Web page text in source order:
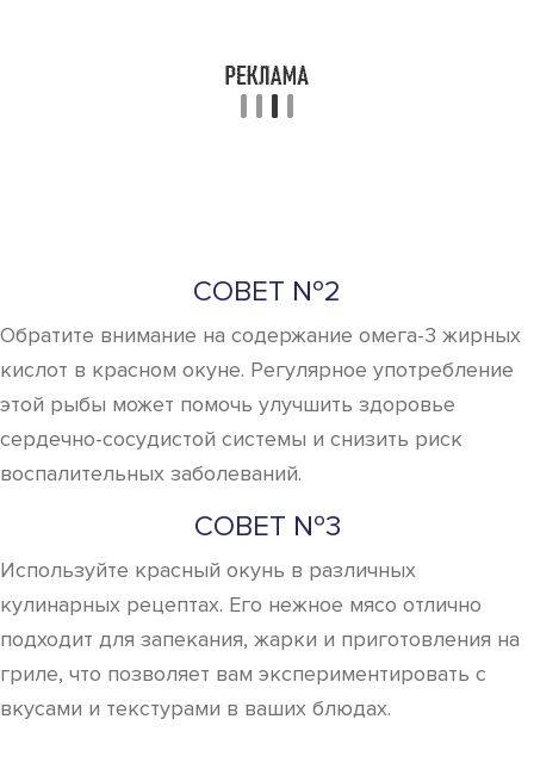
СОВЕТ №2
Обратите внимание на содержание омега-3 жирных
кислот в красном окуне. Регулярное употребление
этой рыбы может помочь улучшить здоровье
сердечно-сосудистой системы и снизить риск
воспалительных заболеваний.
СОВЕТ №3
Используйте красный окунь в различных
кулинарных рецептах. Его нежное мясо отлично
подходит для запекания, жарки и приготовления на
гриле, что позволяет вам экспериментировать с
вкусами и текстурами в ваших блюдах.